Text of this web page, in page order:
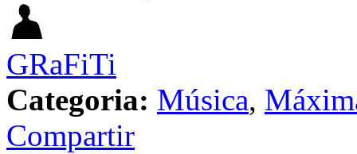
GRaFiTi
Categoria: Música,
Compartir